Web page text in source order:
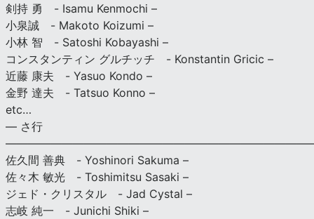
剣持 勇 - Isamu Kenmochi –
小泉誠 - Makoto Koizumi –
小林 智 - Satoshi Kobayashi –
コンスタンティン グルチッチ - Konstantin Gricic –
近藤 康夫 - Yasuo Kondo –
金野 達夫 - Tatsuo Konno –
etc…
— さ行
佐久間 善典 - Yoshinori Sakuma –
佐々木 敏光 - Toshimitsu Sasaki –
ジェド・クリスタル - Jad Cystal –
志岐 純一 - Junichi Shiki –